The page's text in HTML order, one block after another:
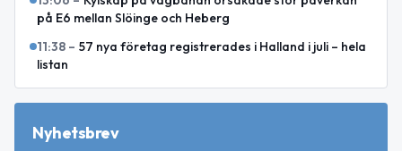
på E6 mellan Slöinge och Heberg
11:38 – 57 nya företag registrerades i Halland i juli – hela
listan
Nyhetsbrev